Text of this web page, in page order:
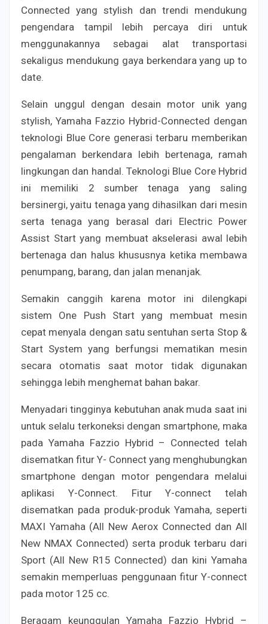
Connected yang stylish dan trendi mendukung
pengendara tampil lebih percaya diri untuk
menggunakannya sebagai alat transportasi
sekaligus mendukung gaya berkendara yang up to
date.
Selain unggul dengan desain motor unik yang
stylish, Yamaha Fazzio Hybrid-Connected dengan
teknologi Blue Core generasi terbaru memberikan
pengalaman berkendara lebih bertenaga, ramah
lingkungan dan handal. Teknologi Blue Core Hybrid
ini memiliki 2 sumber tenaga yang saling
bersinergi, yaitu tenaga yang dihasilkan dari mesin
serta tenaga yang berasal dari Electric Power
Assist Start yang membuat akselerasi awal lebih
bertenaga dan halus khususnya ketika membawa
penumpang, barang, dan jalan menanjak.
Semakin canggih karena motor ini dilengkapi
sistem One Push Start yang membuat mesin
cepat menyala dengan satu sentuhan serta Stop &
Start System yang berfungsi mematikan mesin
secara otomatis saat motor tidak digunakan
sehingga lebih menghemat bahan bakar.
Menyadari tingginya kebutuhan anak muda saat ini
untuk selalu terkoneksi dengan smartphone, maka
pada Yamaha Fazzio Hybrid – Connected telah
disematkan fitur Y- Connect yang menghubungkan
smartphone dengan motor pengendara melalui
aplikasi Y-Connect. Fitur Y-connect telah
disematkan pada produk-produk Yamaha, seperti
MAXI Yamaha (All New Aerox Connected dan All
New NMAX Connected) serta produk terbaru dari
Sport (All New R15 Connected) dan kini Yamaha
semakin memperluas penggunaan fitur Y-connect
pada motor 125 cc.
Beragam keunggulan Yamaha Fazzio Hybrid –